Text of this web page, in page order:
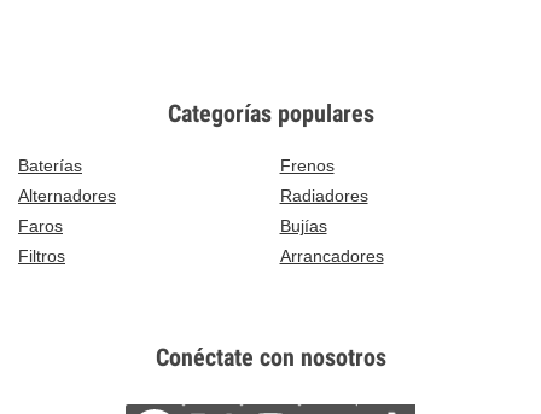
Categorías populares
Baterías
Frenos
Alternadores
Radiadores
Faros
Bujías
Filtros
Arrancadores
Conéctate con nosotros